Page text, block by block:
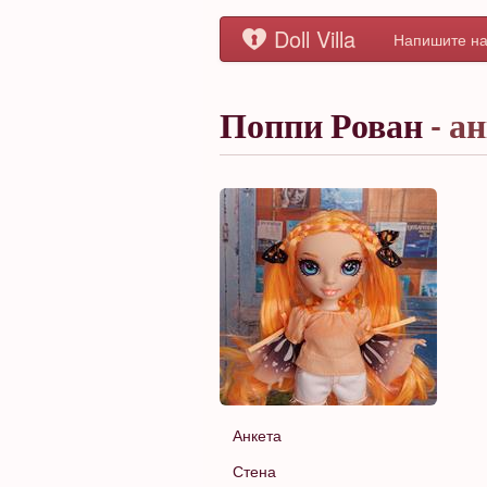
Doll Villa Напишите
Поппи Рован -
Анкета
Стена